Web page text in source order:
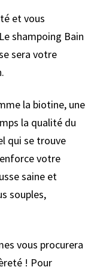
et vous
shampoing Bain
sera votre
la biotine, une
la qualité du
qui se trouve
votre
saine et
souples,
vous procurera
! Pour